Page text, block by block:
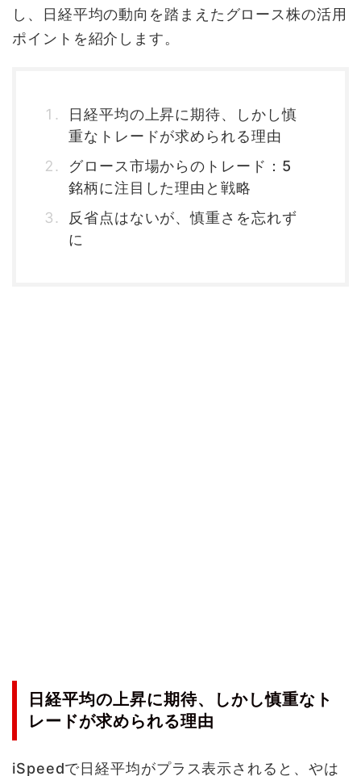
し、日経平均の動向を踏まえたグロース株の活用
ポイントを紹介します。
日経平均の上昇に期待、しかし慎
重なトレードが求められる理由
グロース市場からのトレード：5
銘柄に注目した理由と戦略
反省点はないが、慎重さを忘れず
に
日経平均の上昇に期待、しかし慎重なト
レードが求められる理由
iSpeedで日経平均がプラス表示されると、やは